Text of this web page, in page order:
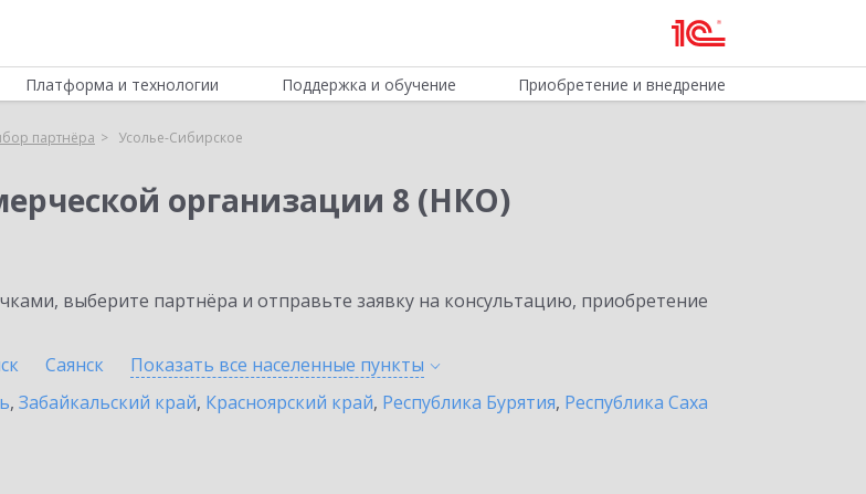
Платформа и технологии Поддержка и обучение Приобретение и внедрение
партнёра Усолье-Сибирское
организации 8 (НКО)
выберите партнёра и отправьте заявку на консультацию, приобретение
Саянск Показать все населенные пункты
, Забайкальский край, Красноярский край, Республика Бурятия, Республика Саха